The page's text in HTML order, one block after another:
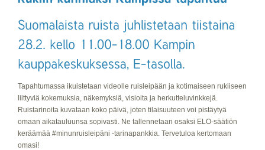
Tapahtumassa ikuistetaan videolle ruisleipään ja kotimaiseen rukiiseen
liittyviä kokemuksia, näkemyksiä, visioita ja herkutteluvinkkejä.
Ruistarinoita kuvataan koko päivä, joten tilaisuuteen voi pistäytyä
omaan aikatauluunsa sopivasti. Ne tallennetaan osaksi ELO-säätiön
keräämää #minunruisleipäni -tarinapankkia. Tervetuloa kertomaan
omasi!